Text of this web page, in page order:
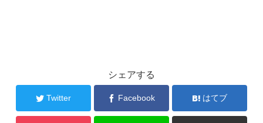
シェアする
Twitter Facebook はてブ